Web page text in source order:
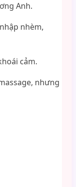
Anh.
nhèm,
cảm.
nhưng